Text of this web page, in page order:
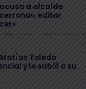
a alcalde
editar
Matías Toledo
y lo subió a su